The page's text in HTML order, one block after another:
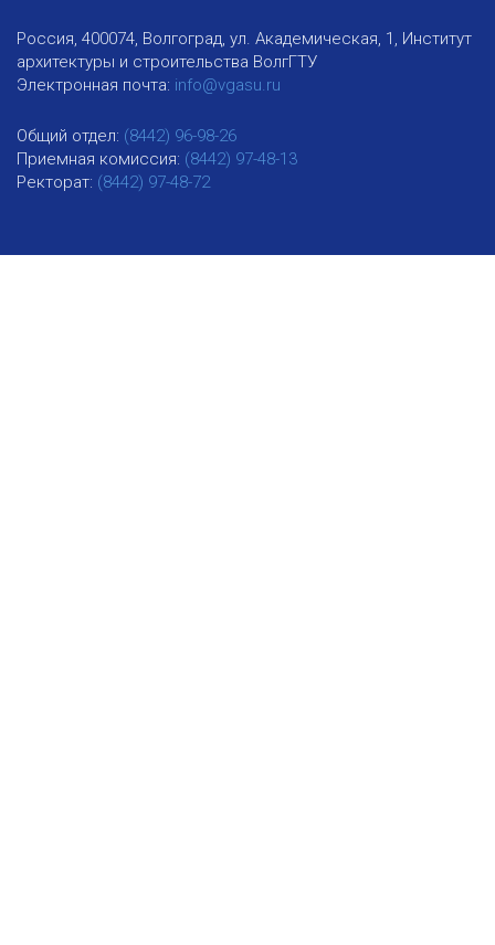
Россия, 400074, Волгоград, ул. Академическая, 1, Институт
архитектуры и строительства ВолгГТУ
Электронная почта: info@vgasu.ru
Общий отдел: (8442) 96-98-26
Приемная комиссия: (8442) 97-48-13
Ректорат: (8442) 97-48-72